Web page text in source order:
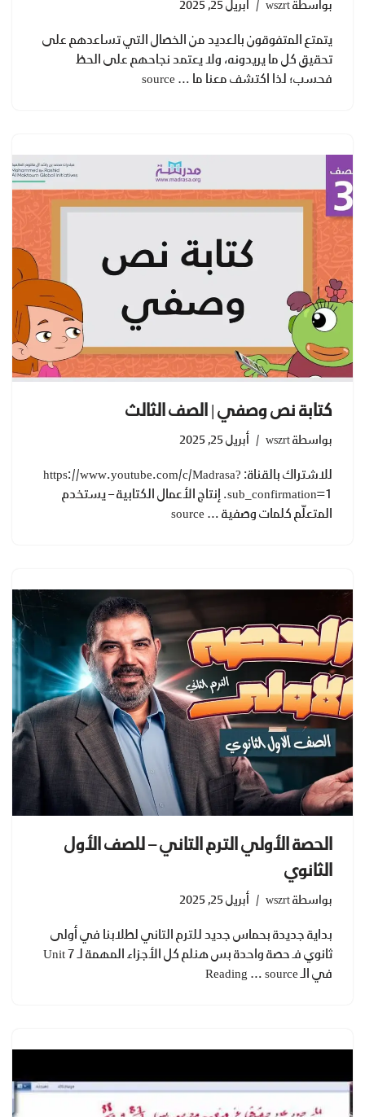
بواسطة wszrt أبريل 25, 2025
يتمتع المتفوقون بالعديد من الخصال التي تساعدهم على
تحقيق كل ما يريدونه، ولا يعتمد نجاحهم على الحظ
فحسب؛ لذا اكتشف معنا ما … source
كتابة نص وصفي | الصف الثالث
بواسطة wszrt أبريل 25, 2025
للاشتراك بالقناة: https://www.youtube.com/c/Madrasa?
sub_confirmation=1. إنتاج الأعمال الكتابية – يستخدم
المتعلّم كلمات وصفية … source
الحصة الأولي الترم التاني – للصف الأول
الثانوي
بواسطة wszrt أبريل 25, 2025
بداية جديدة بحماس جديد للترم التاني لطلابنا في أولى
ثانوي فـ حصة واحدة بس هنلم كل الأجزاء المهمة لـ Unit 7
في الـ Reading … source